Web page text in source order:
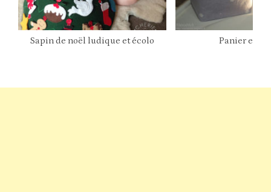
Sapin de noël ludique et écolo Panier en